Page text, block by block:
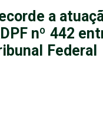
a
nº 442
Federal